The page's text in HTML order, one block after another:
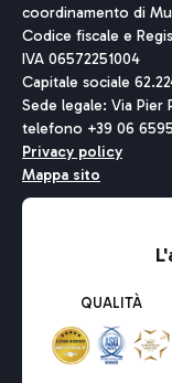
coordinamento di
Codice fiscale e
IVA 06572251004
Capitale sociale
Sede legale: Via Pier
telefono +39 06
Privacy policy
Mappa sito
QUALITÀ